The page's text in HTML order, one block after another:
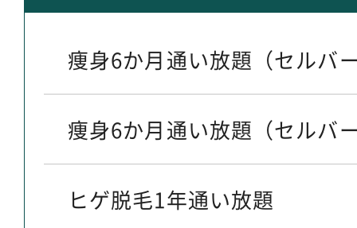
痩身6か月通い放題（セルバ
痩身6か月通い放題（セルバ
ヒゲ脱毛1年通い放題